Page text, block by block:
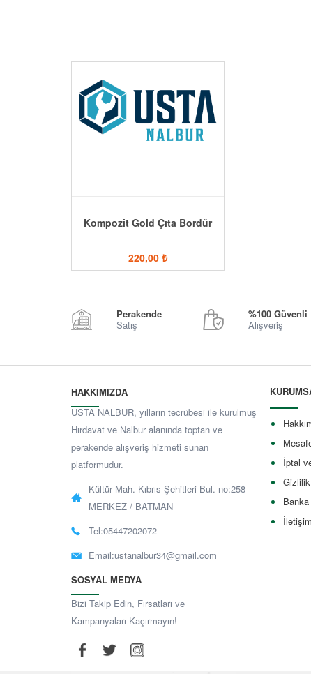
Kompozit Gold Çıta Bordür
220,00 ₺
Perakende
Satış
%100 Güvenli
Alışveriş
HAKKIMIZDA
USTA NALBUR, yılların tecrübesi ile kurulmuş
Hırdavat ve Nalbur alanında toptan ve
perakende alışveriş hizmeti sunan
platformudur.
Kültür Mah. Kıbrıs Şehitleri Bul. no:258
MERKEZ / BATMAN
Tel:05447202072
Email:ustanalbur34@gmail.com
SOSYAL MEDYA
Bizi Takip Edin, Fırsatları ve
Kampanyaları Kaçırmayın!
İptal
Banka
İletişim